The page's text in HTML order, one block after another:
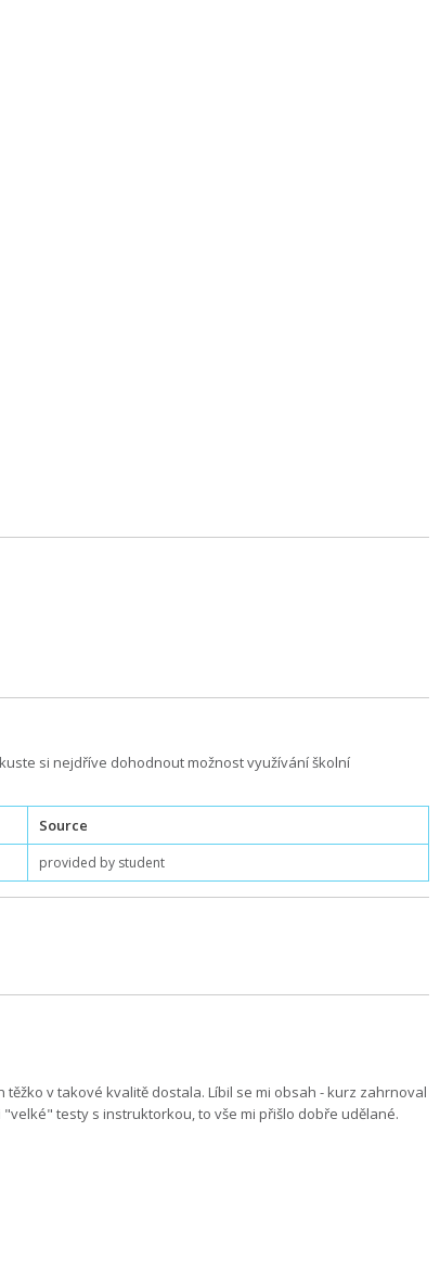
si nejdříve dohodnout možnost využívání školní
Source
provided by student
v takové kvalitě dostala. Líbil se mi obsah - kurz zahrnoval
testy s instruktorkou, to vše mi přišlo dobře udělané.